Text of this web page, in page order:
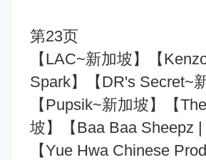
第23页
【LAC~新加坡】【
Spark】【DR's Secret~
【Pupsik~新加坡】【
坡】【Baa Baa Sheepz
【Yue Hwa Chinese